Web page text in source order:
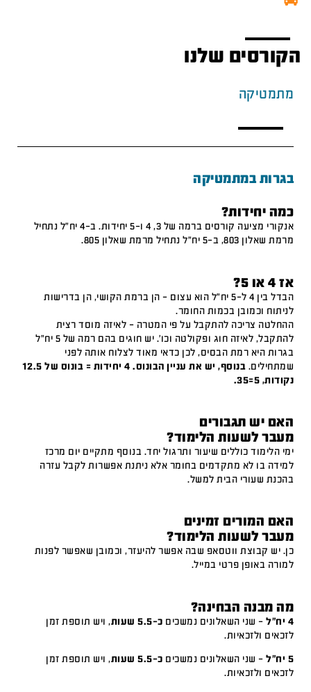
הקורסים שלנו
מתמטיקה
בגרות במתמטיקה
כמה יחידות?
אנקורי מציעה קורסים ברמה של 3, 4 ו-5 יחידות. ב-4 יח"ל נתחיל
מרמת שאלון 803, ב-5 יח"ל נתחיל מרמת שאלון 805.
אז 4 או 5?
הבדל בין 4 ל-5 יח"ל הוא עצום – הן ברמת הקושי, הן בדרישות
לניתוח וכמובן בכמות החומר.
ההחלטה צריכה להתקבל על פי המטרה – לאיזה מוסד רצית
להתקבל, לאיזה חוג ופקולטה וכו'. יש חוגים בהם רמה של 5 יח"ל
בגרות היא רמת הבסיס, לכן כדאי מאוד לצלוח אותה לפני
שמתחילים.
בנוסף, יש את עניין הבונוס. 4 יחידות = בונוס של 12.5
נקודות, 5=35.
האם יש תגבורים
מעבר לשעות הלימוד?
ימי הלימוד כוללים שיעור ותרגול יחד. בנוסף מתקיים יום מרכז
למידה בו לא מתקדמים בחומר אלא ניתנת אפשרות לקבל עזרה
בהכנת שעורי הבית למשל.
האם המורים זמינים
מעבר לשעות הלימוד?
כן. יש קבוצת ווטסאפ שבה אפשר להיעזר, וכמובן שאפשר לפנות
למורה באופן פרטי במייל.
מה מבנה הבחינה?
4 יח"ל – שני השאלונים נמשכים כ-5.5 שעות
, ויש תוספת זמן
לזכאים ולזכאיות.
5 יח"ל – שני השאלונים נמשכים כ-5.5 שעות
, ויש תוספת זמן
לזכאים ולזכאיות.